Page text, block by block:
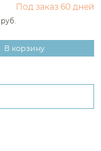
Под заказ 60 дней
руб.
В корзину